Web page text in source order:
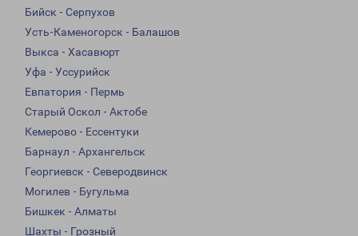
Бийск - Серпухов
Усть-Каменогорск - Балашов
Выкса - Хасавюрт
Уфа - Уссурийск
Евпатория - Пермь
Старый Оскол - Актобе
Кемерово - Ессентуки
Барнаул - Архангельск
Георгиевск - Северодвинск
Могилев - Бугульма
Бишкек - Алматы
Шахты - Грозный